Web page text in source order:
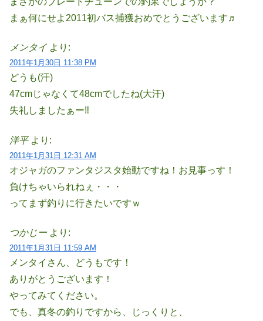
まぁ何にせよ2011初バス捕獲おめでとうございます♬
メンタイ より:
2011年1月30日 11:38 PM
どうも(汗)
47cmじゃなくて48cmでしたね(大汗)
失礼しましたぁー‼
洋平 より:
2011年1月31日 12:31 AM
オジャガのファンタジスタ始動ですね！お見事っす！
負けちゃいられねぇ・・・
ってまず釣りに行きたいですｗ
つかじー より:
2011年1月31日 11:59 AM
メンタイさん、どうもです！
ありがとうございます！
やってみてください。
でも、真冬の釣りですから、じっくりと、